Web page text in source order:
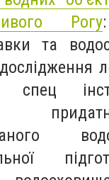
Рогу
та
спец